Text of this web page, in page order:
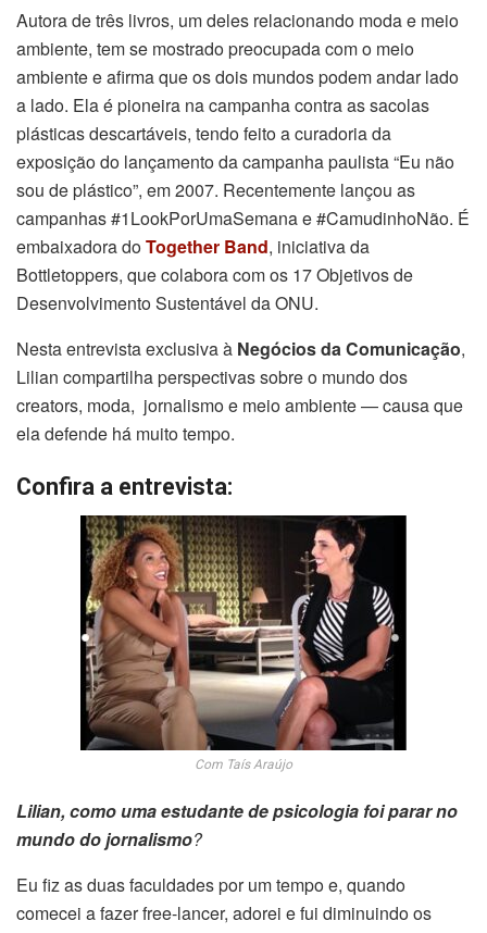
Autora de três livros, um deles relacionando moda e meio
ambiente, tem se mostrado preocupada com o meio
ambiente e afirma que os dois mundos podem andar lado
a lado. Ela é pioneira na campanha contra as sacolas
plásticas descartáveis, tendo feito a curadoria da
exposição do lançamento da campanha paulista “Eu não
sou de plástico”, em 2007. Recentemente lançou as
campanhas #1LookPorUmaSemana e #CamudinhoNão. É
embaixadora doTogether Band, iniciativa da
Bottletoppers, que colabora com os 17 Objetivos de
Desenvolvimento Sustentável da ONU.
Nesta entrevista exclusiva à Negócios da Comunicação,
Lilian compartilha perspectivas sobre o mundo dos
creators, moda, jornalismo e meio ambiente — causa que
ela defende há muito tempo.
Confira a entrevista:
Com Taís Araújo
Lilian, como uma estudante de psicologia foi parar no
mundo do jornalismo?
Eu fiz as duas faculdades por um tempo e, quando
comecei a fazer free-lancer, adorei e fui diminuindo os